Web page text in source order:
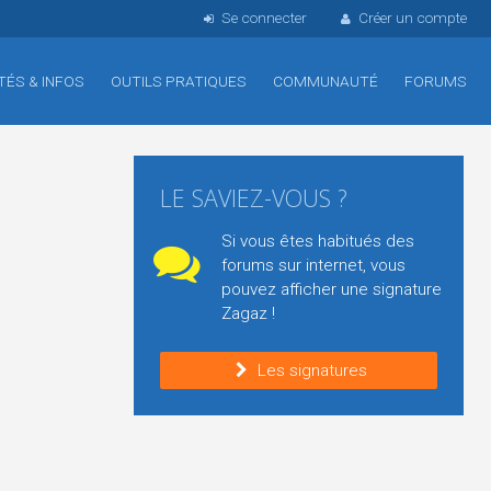
Se connecter Créer un compte
& INFOS OUTILS PRATIQUES COMMUNAUTÉ FORUMS
LE SAVIEZ-VOUS ?
Si vous êtes habitués des
forums sur internet, vous
pouvez afficher une signature
Zagaz !
Les signatures